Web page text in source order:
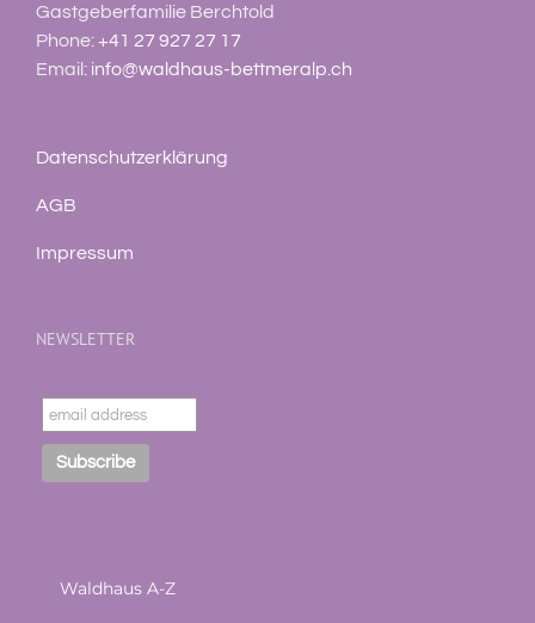
Gastgeberfamilie Berchtold
Phone:+41 27 927 27 17
Email: info@waldhaus-bettmeralp.ch
Datenschutzerklärung
AGB
Impressum
NEWSLETTER
Waldhaus A-Z